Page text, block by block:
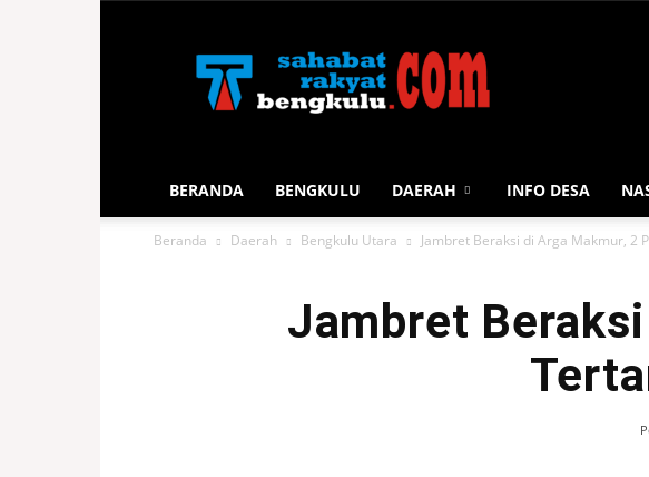
Rakyat
Bengkulu
BERANDA BENGKULU DAERAH INFO DESA
Beranda Daerah Bengkulu Utara Jambret Beraksi di Arga Makmur, 2
Jambret